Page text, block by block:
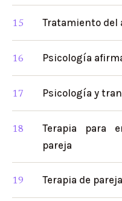
Tratamiento del
Psicología
Psicología y
Terapia para
pareja
Terapia de pareja